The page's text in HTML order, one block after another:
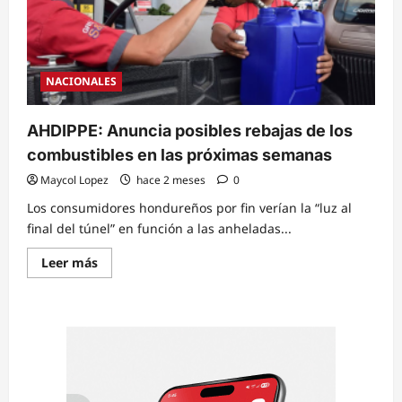
NACIONALES
AHDIPPE: Anuncia posibles rebajas de los
combustibles en las próximas semanas
Maycol Lopez hace 2 meses 0
Los consumidores hondureños por fin verían la “luz al
final del túnel” en función a las anheladas...
Leer másRead
more